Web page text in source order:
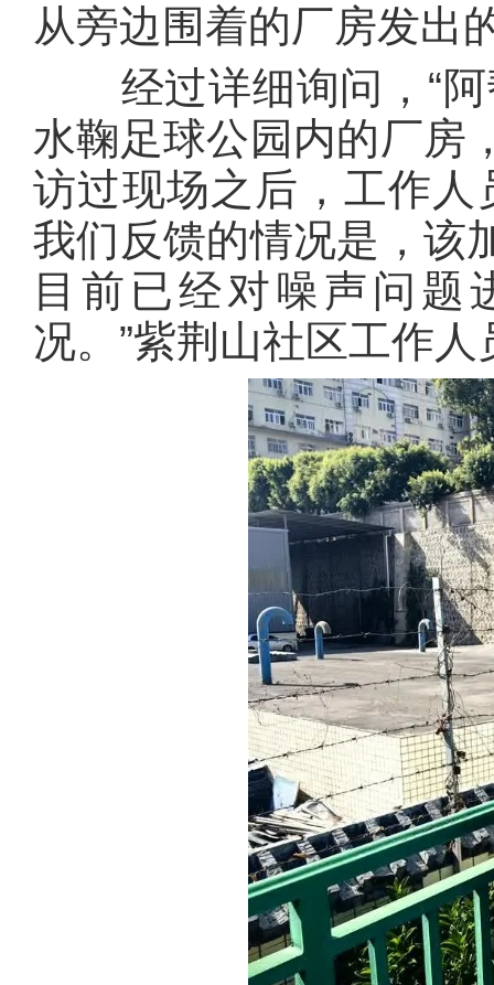
从旁边围着的厂房发出
经过详细询问，“阿
水鞠足球公园内的厂房
访过现场之后，工作人
我们反馈的情况是，该
目前已经对噪声问题
况。”紫荆山社区工作人